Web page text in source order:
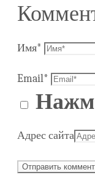
Имя*
Email*
Адрес сайта